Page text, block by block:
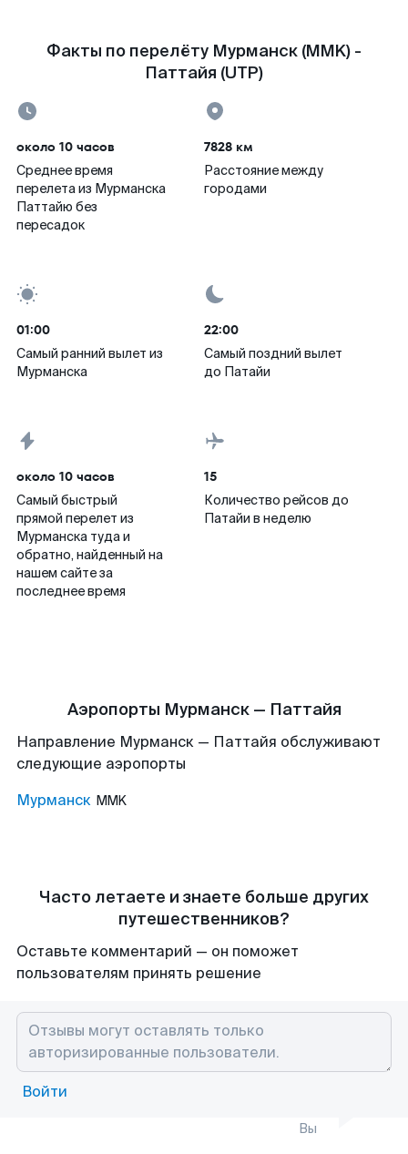
Факты по перелёту Мурманск (MMK) -
Паттайя (UTP)
около 10 часов
Среднее время
перелета из Мурманска
Паттайю без
пересадок
7828 км
Расстояние между
городами
01:00
Самый ранний вылет из
Мурманска
22:00
Самый поздний вылет
до Патайи
около 10 часов
Самый быстрый
прямой перелет из
Мурманска туда и
обратно, найденный на
нашем сайте за
последнее время
15
Количество рейсов до
Патайи в неделю
Аэропорты Мурманск — Паттайя
Направление Мурманск — Паттайя обслуживают
следующие аэропорты
Мурманск MMK
Часто летаете и знаете больше других
путешественников?
Оставьте комментарий — он поможет
пользователям принять решение
Войти
Вы